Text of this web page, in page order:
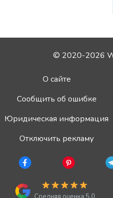
© 2020-2026
О сайте
Сообщить об ошибке
Юридическая информация
Отключить рекламу